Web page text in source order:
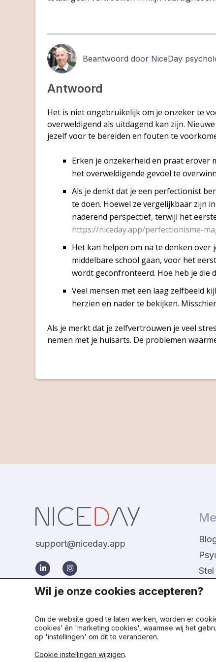
Beantwoord door NiceDay
Antwoord
Het is niet ongebruikelijk om je onzeker te
overweldigend als uitdagend kan zijn.
jezelf voor te bereiden en fouten te
Erken je onzekerheid en praat erover
het overweldigende gevoel te
Als je denkt dat je een perfectionist
te doen. Hoewel ze vergelijkbaar zijn
naderend perspectief, terwijl het
https://niceday.app/perfectionisme-
Het kan helpen om na te denken
middelbare school gaan, voor het
wordt geconfronteerd. Hoe heb je die
Veel mensen met een laag zelfbeeld
herzien en nader te bekijken.
Als je merkt dat je zelfvertrouwen je veel
nemen met je huisarts. De problemen
support@niceday.app
© 2024 - NiceDay Nederland
Wil je onze cookies accepteren?
Om de website goed te laten werken, worden er
cookies’ én 'marketing cookies', waarmee wij het
op 'instellingen' om dit te veranderen.
Cookie instellingen wijzigen.